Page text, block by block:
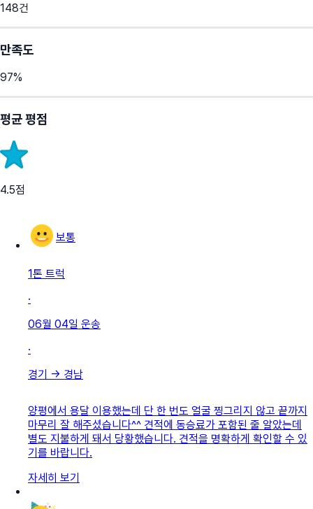
148건
만족도
97%
평균 평점
4.5점
보통
1톤 트럭
·
06월 04일 운송
·
경기 → 경남
양평에서 용달 이용했는데 단 한 번도 얼굴 찡그리지 않고 끝까지
마무리 잘 해주셨습니다^^ 견적에 동승료가 포함된 줄 알았는데
별도 지불하게 돼서 당황했습니다. 견적을 명확하게 확인할 수 있
기를 바랍니다.
자세히 보기